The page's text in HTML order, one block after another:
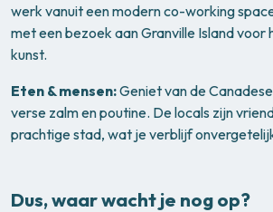
werk vanuit een modern co-working
met een bezoek aan Granville Island voor
kunst.
Eten & mensen:Geniet van de
verse zalm en poutine. De locals zijn
prachtige stad, wat je verblijf
Dus, waar wacht je nog op?